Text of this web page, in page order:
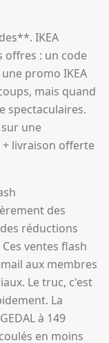
IKEA
offres : un code
promo IKEA
mais quand
spectaculaires.
une
+ livraison offerte
des
réductions
ventes flash
aux membres
Le truc, c'est
La
à 149
en moins